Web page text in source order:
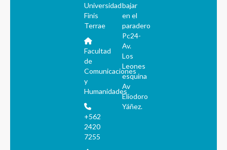
Universidad
Finis
Terrae
Facultad
de
Comunicaciones
y
Humanidades
+562
2420
7255
bajar
en el
paradero
Pc24-
Av.
Los
Leones
esquina
Av
Eliodoro
Yáñez.